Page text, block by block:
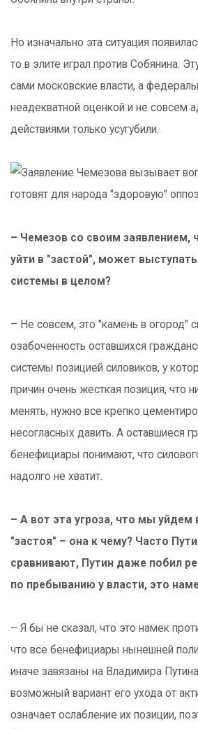
Но изначально эта ситуация
то в элите играл против Собянина.
сами московские власти, а
неадекватной оценкой и не совсем
действиями только усугубили.
– Чемезов со своим заявлением,
уйти в "застой", может
системы в целом?
– Не совсем, это "камень в огород"
озабоченность оставшихся
системы позицией силовиков, у
причин очень жесткая позиция, что
менять, нужно все крепко
несогласных давить. А оставшиеся
бенефициары понимают, что
надолго не хватит.
– А вот эта угроза, что мы уйдем
"застоя" – она к чему? Часто
сравнивают, Путин даже побил
по пребыванию у власти, это
– Я бы не сказал, что это намек
что все бенефициары нынешней
иначе завязаны на Владимира
возможный вариант его ухода от
означает ослабление их позиции,